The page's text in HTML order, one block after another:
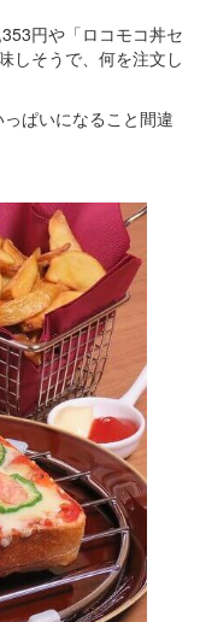
円や「ロコモコ丼セ
しそうで、何を注文し
ぱいになること間違